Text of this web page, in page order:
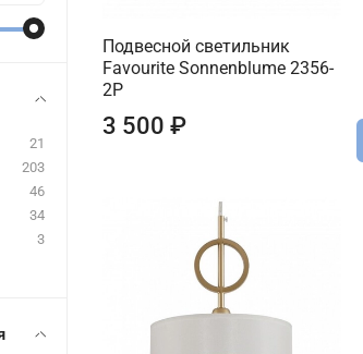
Подвесной светильник
Favourite Sonnenblume 2356-
2P
3 500 ₽
21
203
46
34
3